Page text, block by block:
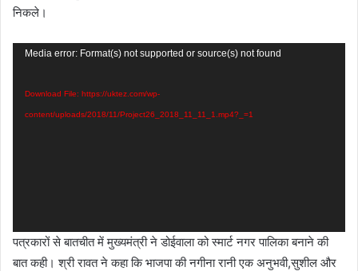
निकले।
Video
Media error: Format(s) not supported or source(s) not found
Download File: https://uktez.com/wp-
content/uploads/2018/11/Project26_2018_11_11_1.mp4?_=1
पत्रकारों से बातचीत में मुख्यमंत्री ने डोईवाला को स्मार्ट नगर पालिका बनाने की
बात कही। श्री रावत ने कहा कि भाजपा की नगीना रानी एक अनुभवी,सुशील और